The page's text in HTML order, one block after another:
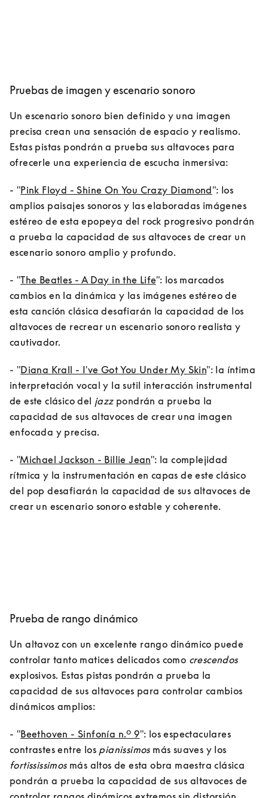
Pruebas de imagen y escenario sonoro
Un escenario sonoro bien definido y una imagen
precisa crean una sensación de espacio y realismo.
Estas pistas pondrán a prueba sus altavoces para
ofrecerle una experiencia de escucha inmersiva:
- "Pink Floyd - Shine On You Crazy Diamond": los
amplios paisajes sonoros y las elaboradas imágenes
estéreo de esta epopeya del rock progresivo pondrán
a prueba la capacidad de sus altavoces de crear un
escenario sonoro amplio y profundo.
- "The Beatles - A Day in the Life": los marcados
cambios en la dinámica y las imágenes estéreo de
esta canción clásica desafiarán la capacidad de los
altavoces de recrear un escenario sonoro realista y
cautivador.
- "Diana Krall - I've Got You Under My Skin": la íntima
interpretación vocal y la sutil interacción instrumental
de este clásico del jazz pondrán a prueba la
capacidad de sus altavoces de crear una imagen
enfocada y precisa.
- "Michael Jackson - Billie Jean": la complejidad
rítmica y la instrumentación en capas de este clásico
del pop desafiarán la capacidad de sus altavoces de
crear un escenario sonoro estable y coherente.
Prueba de rango dinámico
Un altavoz con un excelente rango dinámico puede
controlar tanto matices delicados como crescendos
explosivos. Estas pistas pondrán a prueba la
capacidad de sus altavoces para controlar cambios
dinámicos amplios:
- "Beethoven - Sinfonía n.º 9": los espectaculares
contrastes entre los pianissimos
fortississimos más altos de esta obra maestra clásica
pondrán a prueba la capacidad de sus altavoces de